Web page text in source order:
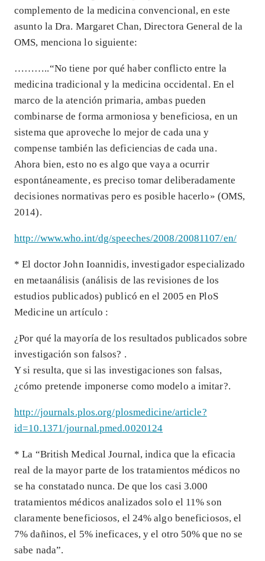
complemento de la medicina convencional, en este
asunto la Dra. Margaret Chan, Directora General de la
OMS, menciona lo siguiente:
………..“No tiene por qué haber conflicto entre la
medicina tradicional y la medicina occidental. En el
marco de la atención primaria, ambas pueden
combinarse de forma armoniosa y beneficiosa, en un
sistema que aproveche lo mejor de cada una y
compense también las deficiencias de cada una.
Ahora bien, esto no es algo que vaya a ocurrir
espontáneamente, es preciso tomar deliberadamente
decisiones normativas pero es posible hacerlo» (OMS,
2014).
http://www.who.int/dg/speeches/2008/20081107/en/
* El doctor John Ioannidis, investigador especializado
en metaanálisis (análisis de las revisiones de los
estudios publicados) publicó en el 2005 en PloS
Medicine un artículo :
¿Por qué la mayoría de los resultados publicados sobre
investigación son falsos? .
Y si resulta, que si las investigaciones son falsas,
¿cómo pretende imponerse como modelo a imitar?.
http://journals.plos.org/plosmedicine/article?
id=10.1371/journal.pmed.0020124
* La “British Medical Journal, indica que la eficacia
real de la mayor parte de los tratamientos médicos no
se ha constatado nunca. De que los casi 3.000
tratamientos médicos analizados solo el 11% son
claramente beneficiosos, el 24% algo beneficiosos, el
7% dañinos, el 5% ineficaces, y el otro 50% que no se
sabe nada”.